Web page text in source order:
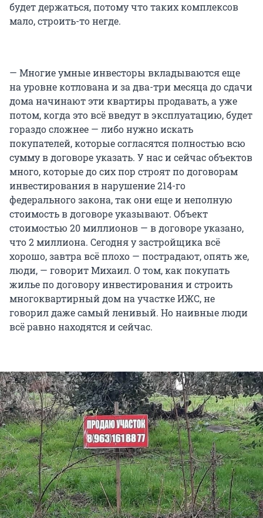
будет держаться, потому что таких комплексов
мало, строить-то негде.
— Многие умные инвесторы вкладываются еще
на уровне котлована и за два-три месяца до сдачи
дома начинают эти квартиры продавать, а уже
потом, когда это всё введут в эксплуатацию, будет
гораздо сложнее — либо нужно искать
покупателей, которые согласятся полностью всю
сумму в договоре указать. У нас и сейчас объектов
много, которые до сих пор строят по договорам
инвестирования в нарушение 214-го
федерального закона, так они еще и неполную
стоимость в договоре указывают. Объект
стоимостью 20 миллионов — в договоре указано,
что 2 миллиона. Сегодня у застройщика всё
хорошо, завтра всё плохо — пострадают, опять же,
люди, — говорит Михаил. О том, как покупать
жилье по договору инвестирования и строить
многоквартирный дом на участке ИЖС, не
говорил даже самый ленивый. Но наивные люди
всё равно находятся и сейчас.